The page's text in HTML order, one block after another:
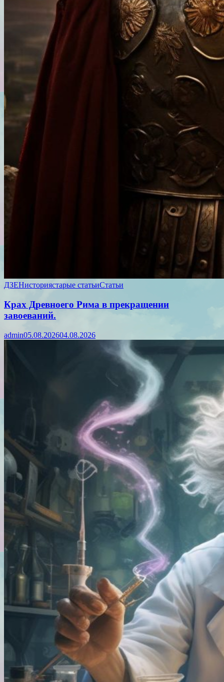
ДЗЕНисториястарые статьиСтатьи
Крах Древноего Рима в прекращении
завоеваний.
admin05.08.202604.08.2026